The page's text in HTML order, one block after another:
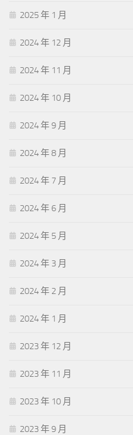
2025 年 1 月
2024 年 12 月
2024 年 11 月
2024 年 10 月
2024 年 9 月
2024 年 8 月
2024 年 7 月
2024 年 6 月
2024 年 5 月
2024 年 3 月
2024 年 2 月
2024 年 1 月
2023 年 12 月
2023 年 11 月
2023 年 10 月
2023 年 9 月